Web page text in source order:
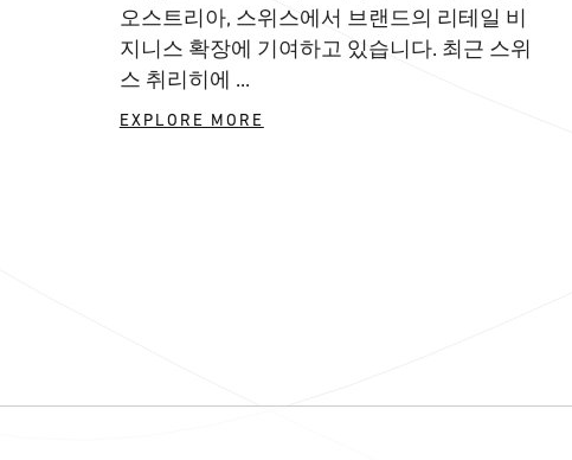
오스트리아, 스위스에서 브랜드의 리테일 비
지니스 확장에 기여하고 있습니다. 최근 스위
스 취리히에 ...
EXPLORE MORE